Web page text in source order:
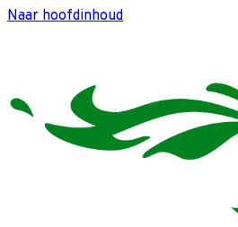
Naar hoofdinhoud